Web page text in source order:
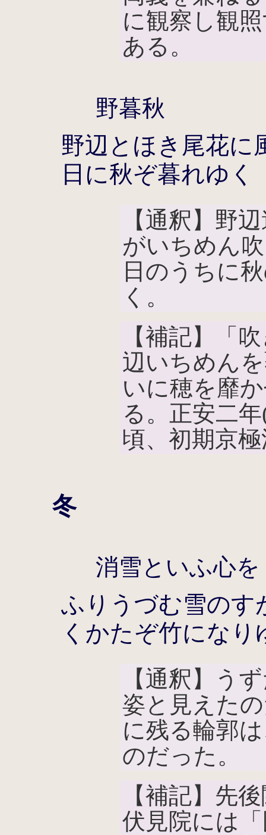
に観察し観
ある。
野暮秋
野辺とほき尾花に
日に秋ぞ暮れゆく
【通釈】野
がいちめん
日のうちに
く。
【補記】「
辺いちめん
いに穂を靡
る。正安二
頃、初期京
冬
消雪といふ心を
ふりうづむ雪のす
くかたぞ竹になり
【通釈】う
姿と見えた
に残る輪郭
のだった。
【補記】先
伏見院には